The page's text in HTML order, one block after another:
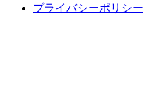
プライバシーポリシー